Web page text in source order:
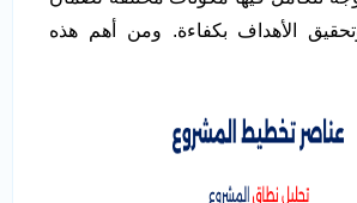
وتحقيق الأهداف بكفاءة. ومن أهم هذه